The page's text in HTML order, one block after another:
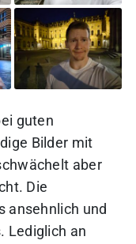
guten
Bilder mit
aber
Die
ansehnlich und
Lediglich an